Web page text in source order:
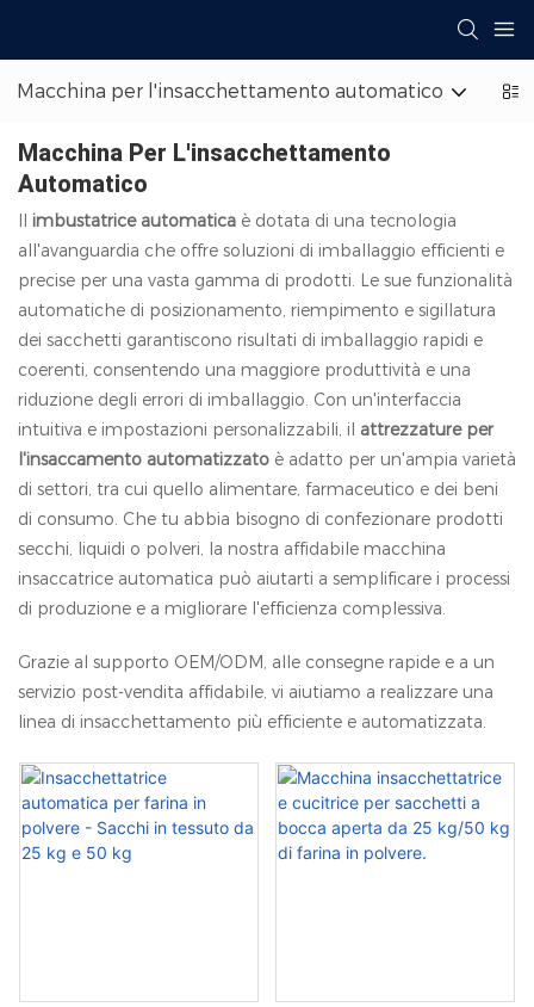
Macchina per l'insacchettamento automatico
Macchina Per L'insacchettamento
Automatico
Il imbustatrice automatica è dotata di una tecnologia
all'avanguardia che offre soluzioni di imballaggio efficienti e
precise per una vasta gamma di prodotti. Le sue funzionalità
automatiche di posizionamento, riempimento e sigillatura
dei sacchetti garantiscono risultati di imballaggio rapidi e
coerenti, consentendo una maggiore produttività e una
riduzione degli errori di imballaggio. Con un'interfaccia
intuitiva e impostazioni personalizzabili, il attrezzature per
l'insaccamento automatizzato è adatto per un'ampia varietà
di settori, tra cui quello alimentare, farmaceutico e dei beni
di consumo. Che tu abbia bisogno di confezionare prodotti
secchi, liquidi o polveri, la nostra affidabile macchina
insaccatrice automatica può aiutarti a semplificare i processi
di produzione e a migliorare l'efficienza complessiva.
Grazie al supporto OEM/ODM, alle consegne rapide e a un
servizio post-vendita affidabile, vi aiutiamo a realizzare una
linea di insacchettamento più efficiente e automatizzata.